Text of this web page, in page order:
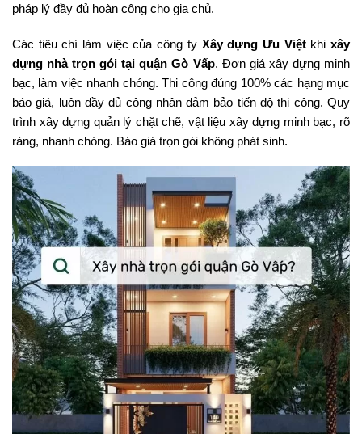
pháp lý đầy đủ hoàn công cho gia chủ.
Các tiêu chí làm việc của công ty Xây dựng Ưu Việtkhixây
dựng nhà trọn gói tại quận Gò Vấp. Đơn giá xây dựng minh
bạc, làm việc nhanh chóng. Thi công đúng 100% các hạng mục
báo giá, luôn đầy đủ công nhân đảm bảo tiến độ thi công. Quy
trình xây dựng quản lý chặt chẽ, vật liệu xây dựng minh bạc, rõ
ràng, nhanh chóng. Báo giá trọn gói không phát sinh.